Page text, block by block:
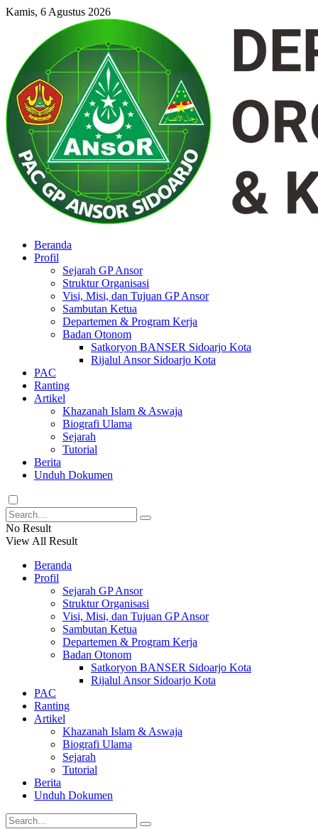
Kamis, 6 Agustus 2026
Beranda
Profil
Sejarah GP Ansor
Struktur Organisasi
Visi, Misi, dan Tujuan GP Ansor
Sambutan Ketua
Departemen & Program Kerja
Badan Otonom
Satkoryon BANSER Sidoarjo Kota
Rijalul Ansor Sidoarjo Kota
PAC
Ranting
Artikel
Khazanah Islam & Aswaja
Biografi Ulama
Sejarah
Tutorial
Berita
Unduh Dokumen
No Result
View All Result
Beranda
Profil
Sejarah GP Ansor
Struktur Organisasi
Visi, Misi, dan Tujuan GP Ansor
Sambutan Ketua
Departemen & Program Kerja
Badan Otonom
Satkoryon BANSER Sidoarjo Kota
Rijalul Ansor Sidoarjo Kota
PAC
Ranting
Artikel
Khazanah Islam & Aswaja
Biografi Ulama
Sejarah
Tutorial
Berita
Unduh Dokumen